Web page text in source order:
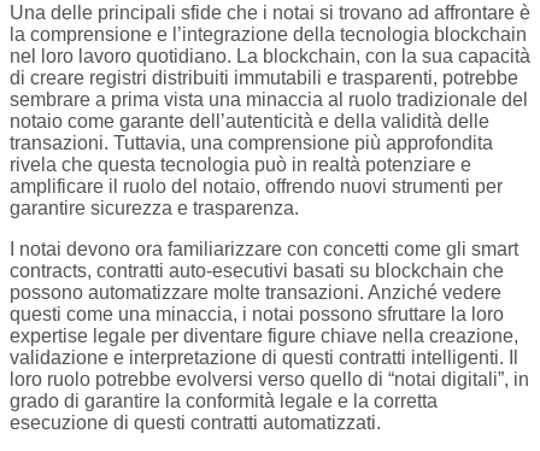
Una delle principali sfide che i notai si trovano ad affrontare è
la comprensione e l’integrazione della tecnologia blockchain
nel loro lavoro quotidiano. La blockchain, con la sua capacità
di creare registri distribuiti immutabili e trasparenti, potrebbe
sembrare a prima vista una minaccia al ruolo tradizionale del
notaio come garante dell’autenticità e della validità delle
transazioni. Tuttavia, una comprensione più approfondita
rivela che questa tecnologia può in realtà potenziare e
amplificare il ruolo del notaio, offrendo nuovi strumenti per
garantire sicurezza e trasparenza.
I notai devono ora familiarizzare con concetti come gli smart
contracts, contratti auto-esecutivi basati su blockchain che
possono automatizzare molte transazioni. Anziché vedere
questi come una minaccia, i notai possono sfruttare la loro
expertise legale per diventare figure chiave nella creazione,
validazione e interpretazione di questi contratti intelligenti. Il
loro ruolo potrebbe evolversi verso quello di “notai digitali”, in
grado di garantire la conformità legale e la corretta
esecuzione di questi contratti automatizzati.